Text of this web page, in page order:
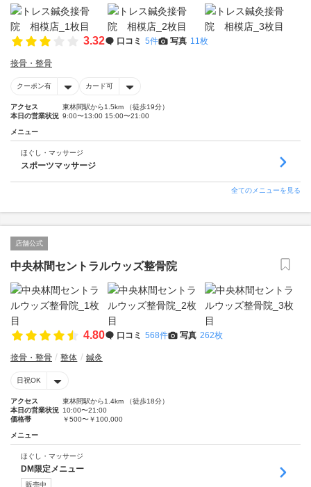
3.32 口コミ 5件 写真 11枚
接骨・整骨
クーポン有 カード可
アクセス
東林間駅から1.5km （徒歩19分）
本日の営業状況 9:00〜13:00 15:00〜21:00
メニュー
ほぐし・マッサージ
スポーツマッサージ
全てのメニューを見る
店舗公式
中央林間セントラルウッズ整骨院
4.80 口コミ 568件 写真 262枚
接骨・整骨 整体 鍼灸
日祝OK
アクセス
東林間駅から1.4km （徒歩18分）
本日の営業状況 10:00〜21:00
価格帯
￥500〜￥100,000
メニュー
ほぐし・マッサージ
DM限定メニュー
販売中